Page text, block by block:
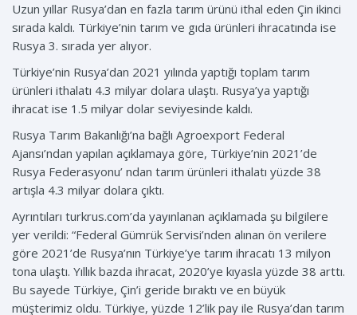
Uzun yıllar Rusya’dan en fazla tarım ürünü ithal eden Çin ikinci
sırada kaldı. Türkiye’nin tarım ve gıda ürünleri ihracatında ise
Rusya 3. sırada yer alıyor.
Türkiye’nin Rusya’dan 2021 yılında yaptığı toplam tarım
ürünleri ithalatı 4.3 milyar dolara ulaştı. Rusya’ya yaptığı
ihracat ise 1.5 milyar dolar seviyesinde kaldı.
Rusya Tarım Bakanlığı’na bağlı Agroexport Federal
Ajansı’ndan yapılan açıklamaya göre, Türkiye’nin 2021’de
Rusya Federasyonu’ ndan tarım ürünleri ithalatı yüzde 38
artışla 4.3 milyar dolara çıktı.
Ayrıntıları turkrus.com’da yayınlanan açıklamada şu bilgilere
yer verildi: “Federal Gümrük Servisi’nden alınan ön verilere
göre 2021’de Rusya’nın Türkiye’ye tarım ihracatı 13 milyon
tona ulaştı. Yıllık bazda ihracat, 2020’ye kıyasla yüzde 38 arttı.
Bu sayede Türkiye, Çin’i geride bıraktı ve en büyük
müşterimiz oldu. Türkiye, yüzde 12’lik pay ile Rusya’dan tarım